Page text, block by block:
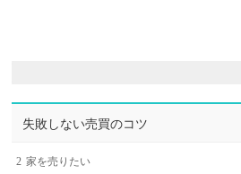
失敗しない売買のコツ
家を売りたい